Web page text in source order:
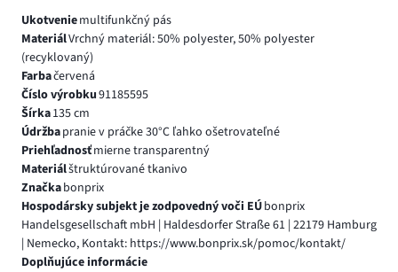
Ukotveniemultifunkčný pás
MateriálVrchný materiál: 50% polyester, 50% polyester
(recyklovaný)
Farbačervená
Číslo výrobku91185595
Šírka135 cm
Údržbapranie v práčke 30°C ľahko ošetrovateľné
Priehľadnosťmierne transparentný
Materiálštruktúrované tkanivo
Značkabonprix
Hospodársky subjekt je zodpovedný voči EÚbonprix
Handelsgesellschaft mbH | Haldesdorfer Straße 61 | 22179 Hamburg
| Nemecko, Kontakt: https://www.bonprix.sk/pomoc/kontakt/
Doplňujúce informácie